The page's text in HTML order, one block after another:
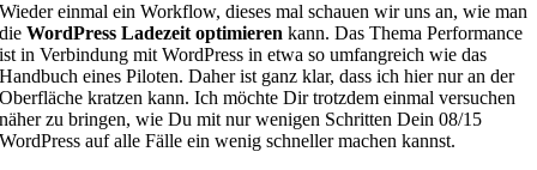
Wieder einmal ein Workflow, dieses mal schauen wir uns an, wie man
dieWordPress Ladezeit optimieren kann. Das Thema Performance
ist in Verbindung mit WordPress in etwa so umfangreich wie das
Handbuch eines Piloten. Daher ist ganz klar, dass ich hier nur an der
Oberfläche kratzen kann. Ich möchte Dir trotzdem einmal versuchen
näher zu bringen, wie Du mit nur wenigen Schritten Dein 08/15
WordPress auf alle Fälle ein wenig schneller machen kannst.